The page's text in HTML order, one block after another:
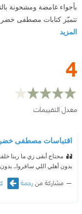
بأجواء غامضة ومشحونة
تتميّز كتابات مصطفى خضر
المزيد
4
معدل التقييمات
اقتباسات مصطفى خضر
محتاج أبقى زي ما ربنا
بدون أهلي اللي سافروا..
مشاركة من رحمة